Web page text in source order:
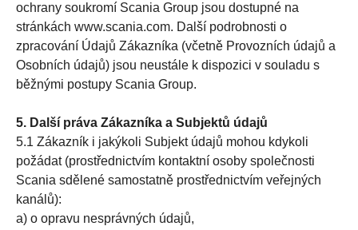
ochrany soukromí Scania Group jsou dostupné na
stránkách www.scania.com. Další podrobnosti o
zpracování Údajů Zákazníka (včetně Provozních údajů a
Osobních údajů) jsou neustále k dispozici v souladu s
běžnými postupy Scania Group.
5. Další práva Zákazníka a Subjektů údajů
5.1 Zákazník i jakýkoli Subjekt údajů mohou kdykoli
požádat (prostřednictvím kontaktní osoby společnosti
Scania sdělené samostatně prostřednictvím veřejných
kanálů):
a) o opravu nesprávných údajů,